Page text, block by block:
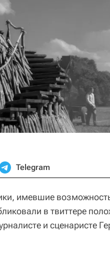
Telegram
имевшие
в твиттере
и сценаристе